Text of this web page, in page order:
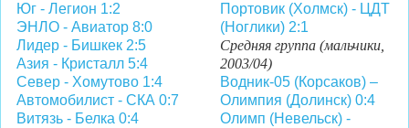
Юг - Легион 1:2
ЭНЛО - Авиатор 8:0
Лидер - Бишкек 2:5
Азия - Кристалл 5:4
Север - Хомутово 1:4
Автомобилист - СКА 0:7
Витязь - Белка 0:4
Портовик (Холмск) - ЦДТ
(Ноглики) 2:1
Средняя группа (мальчики,
2003/04)
Водник-05 (Корсаков) –
Олимпия (Долинск) 0:4
Олимп (Невельск) -